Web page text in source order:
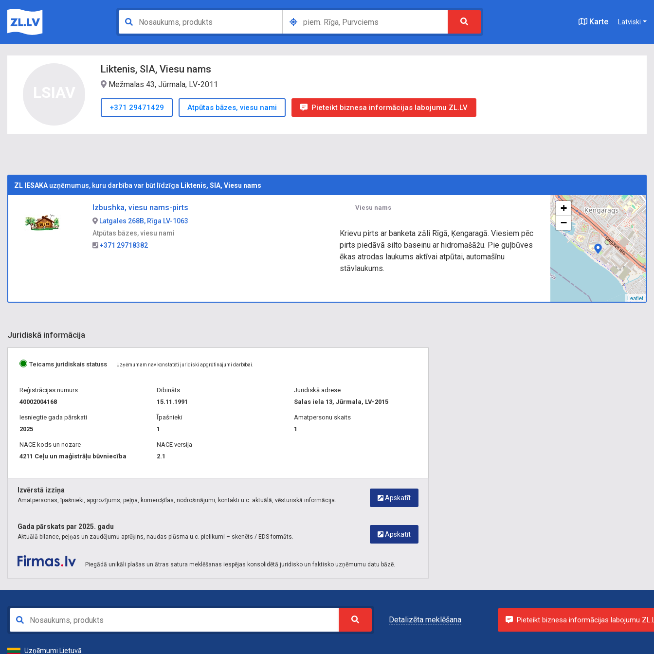
Karte Latviski
Liktenis, SIA, Viesu nams
Mežmalas 43, Jūrmala, LV-2011
+371 29471429 Atpūtas bāzes, viesu nami Pieteikt biznesa informācijas labojumu ZL.LV
ZL IESAKA uzņēmumus, kuru darbība var būt līdzīga Liktenis, SIA, Viesu nams
Izbushka, viesu nams-pirts
Latgales 268B, Rīga LV-1063
Atpūtas bāzes, viesu nami
+371 29718382
Viesu nams
Krievu pirts ar banketa zāli Rīgā, Ķengaragā. Viesiem pēc
pirts piedāvā silto baseinu ar hidromašāžu. Pie guļbūves
ēkas atrodas laukums aktīvai atpūtai, automašīnu
stāvlaukums.
+
−
Leaflet
Juridiskā informācija
Teicams juridiskais statuss Uzņēmumam nav konstatēti juridiski apgrūtinājumi darbībai.
Reģistrācijas numurs
40002004168
Dibināts
15.11.1991
Juridiskā adrese
Salas iela 13, Jūrmala, LV-2015
Iesniegtie gada pārskati
2025
Īpašnieki
1
Amatpersonu skaits
1
NACE kods un nozare
4211 Ceļu un maģistrāļu būvniecība
NACE versija
2.1
Apskatīt
Izvērstā izziņa
Amatpersonas, īpašnieki, apgrozījums, peļņa, komercķīlas, nodrošinājumi, kontakti u.c. aktuālā, vēsturiskā informācija.
Apskatīt
Gada pārskats par 2025. gadu
Aktuālā bilance, peļņas un zaudējumu aprēķins, naudas plūsma u.c. pielikumi – skenēts / EDS formāts.
Piegādā unikāli plašas un ātras satura meklēšanas iespējas konsolidētā juridisko un faktisko uzņēmumu datu bāzē.
Detalizēta meklēšana Pieteikt biznesa informācijas labojumu
Uzņēmumi Lietuvā